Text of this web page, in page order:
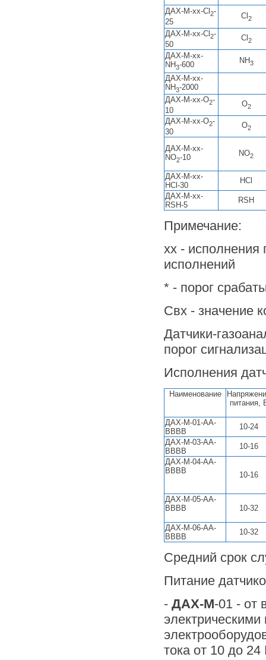
ДАХ-М-хх-Cl 2-
25
Cl 2
ДАХ-М-хх-Cl 2-
50
Cl 2
ДАХ-М-хх-
NH3-600 NH3
ДАХ-М-хх-
NH3-2000
ДАХ-М-хх-O2-
10
O2
ДАХ-М-хх-O2-
30
O2
ДАХ-М-хх-
NO2-10 NO2
ДАХ-М-хх-
HCl-30
HCl
ДАХ-М-хх-
RSH-5
RSH
Примечание:
хх - исполнения
исполнений
* - порог
Свх - значение
Датчики-
порог
Исполнения
Наименование
питания,
ДАХ-М-01-АА-
ВВВВ
10-24
ДАХ-М-03-АА-
ВВВВ
10-16
ДАХ-М-04-АА-
ВВВВ
10-16
ДАХ-М-05-АА-
ВВВВ
10-32
ДАХ-М-06-АА-
ВВВВ
10-32
Средний срок
Питание
- ДАХ-М-01 - от
тока от 10 до 24